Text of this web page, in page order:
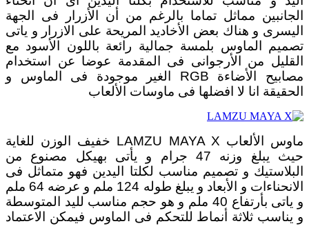
الجانبين مماثل تماما بالرغم من أن الأزرار فى الجهة
اليسرى و هناك بعض الأخاديد المريحة على الازرار و ياتى
تصميم الماوس بلمسة جمالية رائعة باللون الأسود مع
القليل من الأرجوانى فى المقدمة عوضا عن استخدام
مصابيح الأضاءة RGB الغير موجودة فى الماوس و
الحقيقة انا لا افضلها فى ماوسات الألعاب
ماوس الألعاب LAMZU MAYA X خفيف الوزن للغاية
حيث يبلغ وزنه 47 جرام و يأتى بهيكل مصنوع من
البلاستيك و تصميم مناسب لكلتا اليدين فهو متماثل فى
الانحناءات و الأبعاد و يبلغ طوله 124 ملم و عرضه 64 ملم
و ياتى بأرتفاع 40 ملم و هو حجم مناسب لليد المتوسطة
و يناسب ثلاثة أنماط للتحكم فى الماوس فيمكن الاعتماد